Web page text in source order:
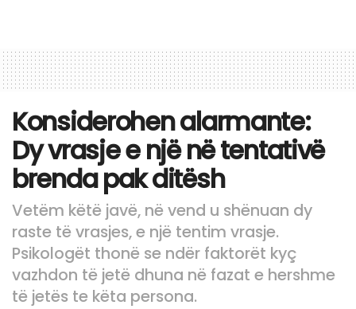
Konsiderohen alarmante:
Dy vrasje e një në tentativë
brenda pak ditësh
Vetëm këtë javë, në vend u shënuan dy
raste të vrasjes, e një tentim vrasje.
Psikologët thonë se ndër faktorët kyç
vazhdon të jetë dhuna në fazat e hershme
të jetës te këta persona.